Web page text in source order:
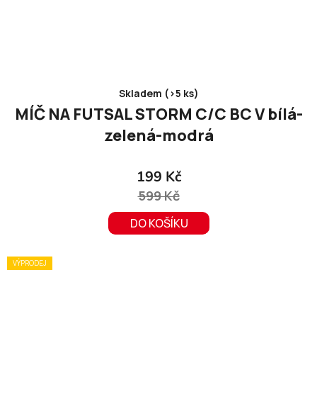
Skladem (>5 ks)
MÍČ NA FUTSAL STORM C/C BC V bílá-
zelená-modrá
199 Kč
599 Kč
DO KOŠÍKU
VÝPRODEJ